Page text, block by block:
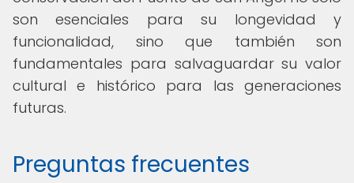
son esenciales para su longevidad y
funcionalidad, sino que también son
fundamentales para salvaguardar su valor
cultural e histórico para las generaciones
futuras.
Preguntas frecuentes